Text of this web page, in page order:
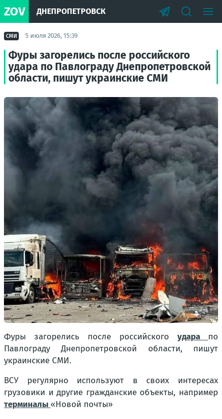
ZOV ДНЕПРОПЕТРОВСК
СМИ 5 июля 2026, 15:39
Фуры загорелись после российского
удара по Павлограду Днепропетровской
области, пишут украинские СМИ
Фуры загорелись после российского удара по
Павлограду Днепропетровской области, пишут
украинские СМИ.
ВСУ регулярно используют в своих интересах
грузовики и другие гражданские объекты, например
терминалы «Новой почты»